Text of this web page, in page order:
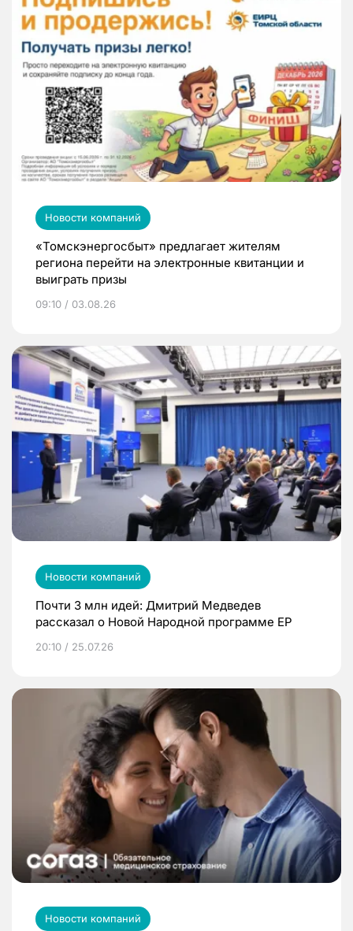
Новости компаний
«Томскэнергосбыт» предлагает жителям
региона перейти на электронные квитанции и
выиграть призы
09:10 / 03.08.26
Новости компаний
Почти 3 млн идей: Дмитрий Медведев
рассказал о Новой Народной программе ЕР
20:10 / 25.07.26
Новости компаний